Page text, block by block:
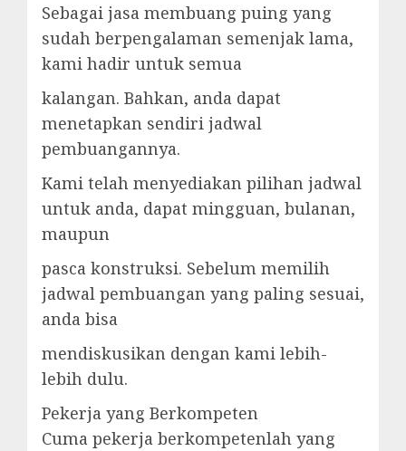
Sebagai jasa membuang puing yang
sudah berpengalaman semenjak lama,
kami hadir untuk semua
kalangan. Bahkan, anda dapat
menetapkan sendiri jadwal
pembuangannya.
Kami telah menyediakan pilihan jadwal
untuk anda, dapat mingguan, bulanan,
maupun
pasca konstruksi. Sebelum memilih
jadwal pembuangan yang paling sesuai,
anda bisa
mendiskusikan dengan kami lebih-
lebih dulu.
Pekerja yang Berkompeten
Cuma pekerja berkompetenlah yang